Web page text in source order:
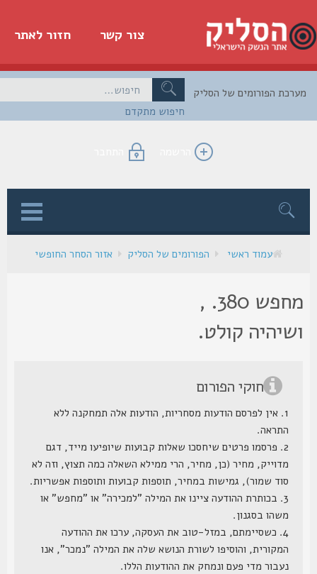
חזור לאתר צור קשר
חיפוש מתקדם
הפורומים של הסליק
הרשמה התחבר
עמוד ראשי הפורומים של הסליק אזור הסחר החופשי
מחפש 380. ,
קולט.
חוקי הפורום
1. אין לפרסם הודעות מסחריות, הודעות אלה תמחקנה ללא
התראה.
2. פרסמו פרטים שיחסכו שאלות קבועות שיופיעו מייד, דגם
מדוייק, מחיר (כן, מחיר, הרי ממילא השאלה כמה תצוץ, וזה לא
סוד שמור), גמישות במחיר, תוספות קבועות ותוספות אפשריות.
3. בכותרת ההודעה ציינו את המילה "למכירה" או "מחפש" או
משהו בסגנון.
4. כשסיימתם, במזל-טוב את העסקה, ערכו את ההודעה
המקורית, והוסיפו לשורת הנושא שלה את המילה "נמכר", אנו
נעבור מדי פעם ונמחק את ההודעות הללו.